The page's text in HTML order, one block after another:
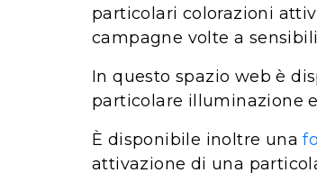
particolari colorazioni
campagne volte a
In questo spazio web è
particolare illuminazione
È disponibile inoltre una
attivazione di una